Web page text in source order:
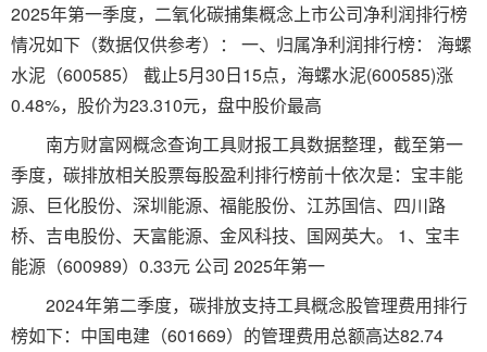
2025年第一季度，二氧化碳捕集概念上市公司净利润排行榜
情况如下（数据仅供参考）： 一、归属净利润排行榜： 海螺
水泥（600585） 截止5月30日15点，海螺水泥(600585)涨
0.48%，股价为23.310元，盘中股价最高
南方财富网概念查询工具财报工具数据整理，截至第一
季度，碳排放相关股票每股盈利排行榜前十依次是：宝丰能
源、巨化股份、深圳能源、福能股份、江苏国信、四川路
桥、吉电股份、天富能源、金风科技、国网英大。 1、宝丰
能源（600989）0.33元 公司 2025年第一
2024年第二季度，碳排放支持工具概念股管理费用排行
榜如下：中国电建（601669）的管理费用总额高达82.74